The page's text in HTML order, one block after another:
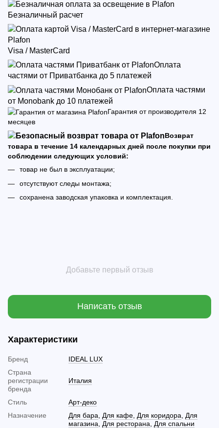
Безналичный расчет
Visa / MasterCard
Оплата
частями от Приватбанка до 5 платежей
Оплата частями
от Monobank до 10 платежей
Гарантия от производителя 12
месяцев
Возврат
товара в течение 14 календарных дней после покупки при
соблюдении следующих условий:
товар не был в эксплуатации;
отсутствуют следы монтажа;
сохранена заводская упаковка и комплектация.
Добавьте первый отзыв
Написать отзыв
Характеристики
Бренд
IDEAL LUX
Страна
регистрации
бренда
Италия
Стиль
Арт-деко
Назначение
Для бара Для кафе Для коридора
Для
магазина
Для ресторана
Для спальни